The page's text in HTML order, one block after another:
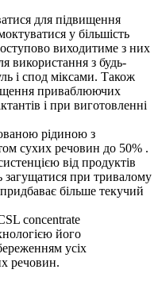
для підвищення
у більшість
виходитиме з них
використання з будь-
і спод міксами. Також
приваблюючих
і при виготовленні
рідиною з
сухих речовин до 50% .
від продуктів
загущатися при тривалому
більше текучий
concentrate
його
усіх
речовин.